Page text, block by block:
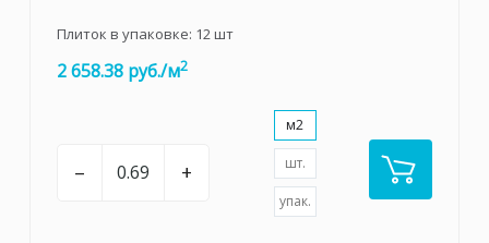
Плиток в упаковке: 12шт
2 658.38 руб./м2
– +
м2
шт.
упак.